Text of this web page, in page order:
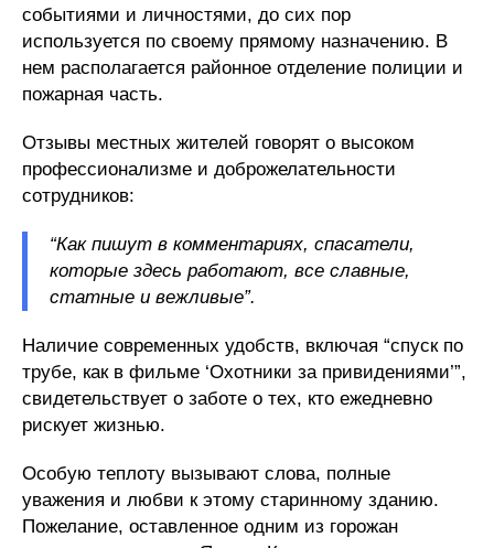
событиями и личностями, до сих пор
используется по своему прямому назначению. В
нем располагается районное отделение полиции и
пожарная часть.
Отзывы местных жителей говорят о высоком
профессионализме и доброжелательности
сотрудников:
“Как пишут в комментариях, спасатели,
которые здесь работают, все славные,
статные и вежливые”.
Наличие современных удобств, включая “спуск по
трубе, как в фильме ‘Охотники за привидениями’”,
свидетельствует о заботе о тех, кто ежедневно
рискует жизнью.
Особую теплоту вызывают слова, полные
уважения и любви к этому старинному зданию.
Пожелание, оставленное одним из горожан